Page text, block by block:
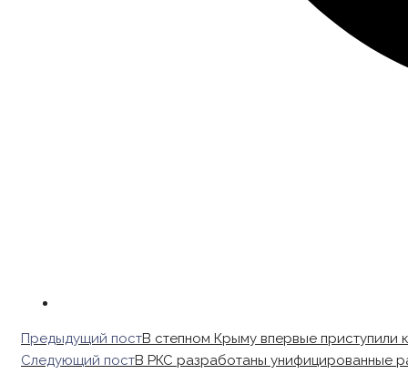
Read
more
Предыдущий постВ степном Крыму впервые приступили
Следующий постВ РКС разработаны унифицированные